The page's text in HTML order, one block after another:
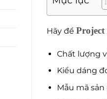
Hãy để
Chất lượng
Kiểu dáng
Mẫu mã